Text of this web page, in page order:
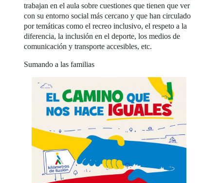
trabajan en el aula sobre cuestiones que tienen que ver
con su entorno social más cercano y que han circulado
por temáticas como el recreo inclusivo, el respeto a la
diferencia, la inclusión en el deporte, los medios de
comunicación y transporte accesibles, etc.
Sumando a las familias